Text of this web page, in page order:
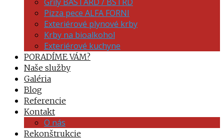
Pizza pece ALFA FORNI
Exteriérové plynové krby
Krby na bioalkohol
Exteriérové kuchyne
PORADÍME VÁM?
Naše služby
Galéria
Blog
Referencie
Kontakt
O nás
Rekonštrukcie